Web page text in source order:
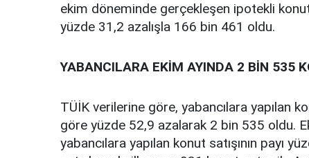
ekim döneminde gerçekleşen ipotekli
yüzde 31,2 azalışla 166 bin 461 oldu.
YABANCILARA EKİM AYINDA 2 BİN 535
TÜİK verilerine göre, yabancılara yapılan
göre yüzde 52,9 azalarak 2 bin 535 oldu.
yabancılara yapılan konut satışının payı